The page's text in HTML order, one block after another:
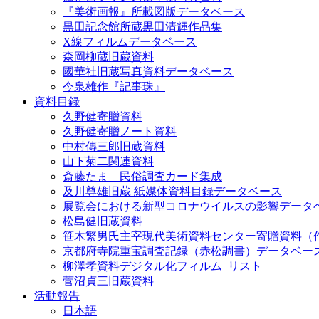
『美術画報』所載図版データベース
黒田記念館所蔵黒田清輝作品集
X線フィルムデータベース
森岡柳蔵旧蔵資料
國華社旧蔵写真資料データベース
今泉雄作『記事珠』
資料目録
久野健寄贈資料
久野健寄贈ノート資料
中村傳三郎旧蔵資料
山下菊二関連資料
斎藤たま 民俗調査カード集成
及川尊雄旧蔵 紙媒体資料目録データベース
展覧会における新型コロナウイルスの影響データ
松島健旧蔵資料
笹木繁男氏主宰現代美術資料センター寄贈資料（
京都府寺院重宝調査記録（赤松調書）データベー
柳澤孝資料デジタル化フィルム_リスト
菅沼貞三旧蔵資料
活動報告
日本語